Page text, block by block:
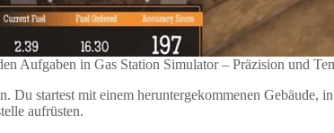
Aufgaben in Gas Station Simulator – Präzision und
Du startest mit einem heruntergekommenen
aufrüsten.